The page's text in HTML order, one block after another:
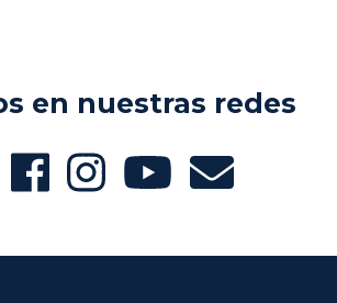
en nuestras redes